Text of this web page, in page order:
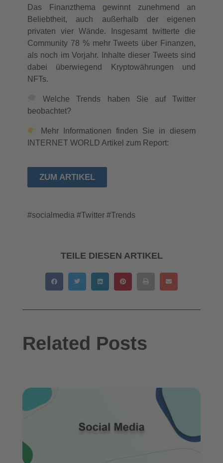
Das Finanzthema gewinnt zunehmend an
Beliebtheit, auch außerhalb der eigenen
privaten vier Wände. Insgesamt twitterte die
Community 78 % mehr Tweets über Finanzen,
als noch im Vorjahr. Inhalte dieser Tweets sind
dabei überwiegend Kryptowährungen und
NFTs.
Welche Trends haben Sie auf Twitter
beobachtet?
Mehr Informationen finden Sie in diesem
INTERNET WORLD Artikel zum Report:
ZUM ARTIKEL
#socialmedia #Twitter #Trends
TEILE DIESEN ARTIKEL
Related Posts